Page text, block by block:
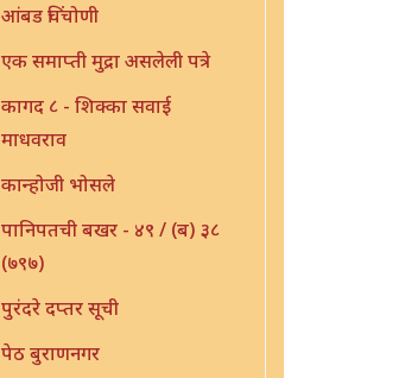
आंबड चिंचोणी
एक समाप्ती मुद्रा असलेली पत्रे
कागद ८ - शिक्का सवाई
माधवराव
कान्होजी भोसले
पानिपतची बखर - ४९ / (ब) ३८
(७९७)
पुरंदरे दप्तर सूची
पेठ बुराणनगर